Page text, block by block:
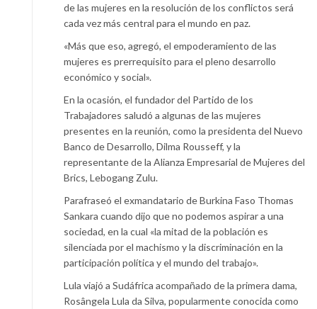
de las mujeres en la resolución de los conflictos será
cada vez más central para el mundo en paz.
«Más que eso, agregó, el empoderamiento de las
mujeres es prerrequisito para el pleno desarrollo
económico y social».
En la ocasión, el fundador del Partido de los
Trabajadores saludó a algunas de las mujeres
presentes en la reunión, como la presidenta del Nuevo
Banco de Desarrollo, Dilma Rousseff, y la
representante de la Alianza Empresarial de Mujeres del
Brics, Lebogang Zulu.
Parafraseó el exmandatario de Burkina Faso Thomas
Sankara cuando dijo que no podemos aspirar a una
sociedad, en la cual «la mitad de la población es
silenciada por el machismo y la discriminación en la
participación política y el mundo del trabajo».
Lula viajó a Sudáfrica acompañado de la primera dama,
Rosângela Lula da Silva, popularmente conocida como